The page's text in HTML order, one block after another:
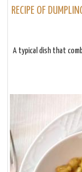
RECIPE OF
A typical dish that